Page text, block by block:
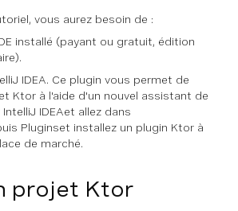
vous aurez besoin de :
installé (payant ou gratuit, édition
IDEA. Ce plugin vous permet de
Ktor à l'aide d'un nouvel assistant de
IntelliJ IDEAet allez dans
Pluginset installez un plugin Ktor à
de marché.
projet Ktor